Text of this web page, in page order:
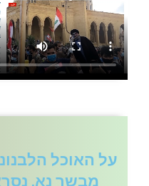
על האוכל
מבשר נא,